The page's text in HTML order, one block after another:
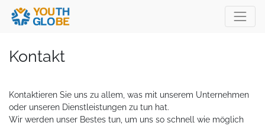
Kontakt
Kontaktieren Sie uns zu allem, was mit unserem Unternehmen
oder unseren Dienstleistungen zu tun hat.
Wir werden unser Bestes tun, um uns so schnell wie möglich